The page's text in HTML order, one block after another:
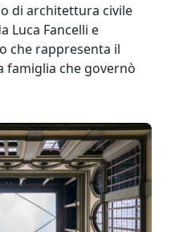
di architettura civile
Luca Fancelli e
che rappresenta il
famiglia che governò